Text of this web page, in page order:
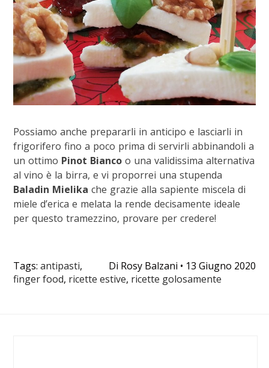
Possiamo anche prepararli in anticipo e lasciarli in
frigorifero fino a poco prima di servirli abbinandoli a
un ottimo Pinot Bianco o una validissima alternativa
al vino è la birra, e vi proporrei una stupenda
Baladin Mielika che grazie alla sapiente miscela di
miele d’erica e melata la rende decisamente ideale
per questo tramezzino, provare per credere!
Di Rosy Balzani • 13 Giugno 2020
Tags:antipasti,
finger food, ricette estive, ricette golosamente